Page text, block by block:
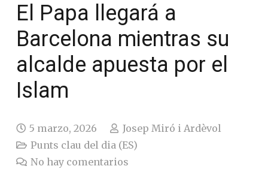
El Papa llegará a
Barcelona mientras su
alcalde apuesta por el
Islam
5 marzo, 2026
Josep Miró i Ardèvol
Punts clau del dia (ES)
No hay comentarios